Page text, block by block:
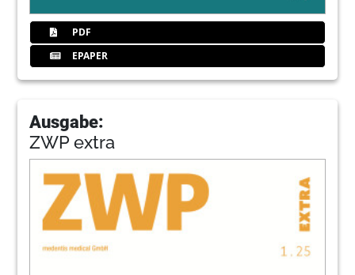
PDF
EPAPER
Ausgabe:
ZWP extra